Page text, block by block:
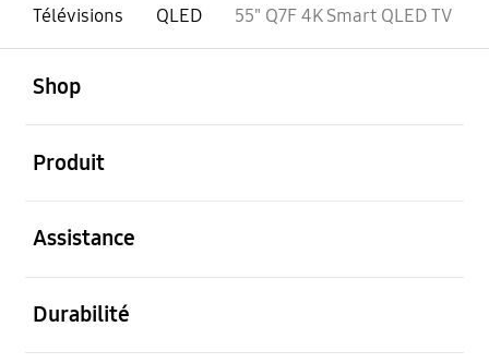
Télévisions
QLED 55" Q7F 4K Smart QLED TV
Shop
Produit
Assistance
Durabilité